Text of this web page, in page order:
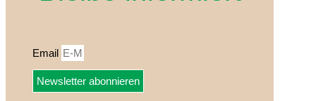
Email
Newsletter abonnieren